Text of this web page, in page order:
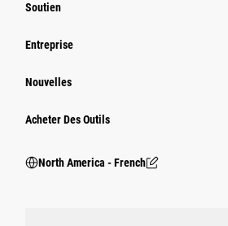
Soutien
Entreprise
Nouvelles
Acheter Des Outils
North America - French